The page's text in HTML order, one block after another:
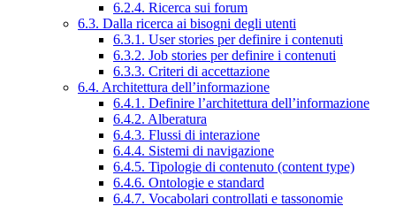
6.2.4. Ricerca sui forum
6.3. Dalla ricerca ai bisogni degli utenti
6.3.1. User stories per definire i contenuti
6.3.2. Job stories per definire i contenuti
6.3.3. Criteri di accettazione
6.4. Architettura dell’informazione
6.4.1. Definire l’architettura dell’informazione
6.4.2. Alberatura
6.4.3. Flussi di interazione
6.4.4. Sistemi di navigazione
6.4.5. Tipologie di contenuto (content type)
6.4.6. Ontologie e standard
6.4.7. Vocabolari controllati e tassonomie